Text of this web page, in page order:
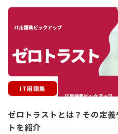
IT用語集
ゼロトラストとは？その定
トを紹介